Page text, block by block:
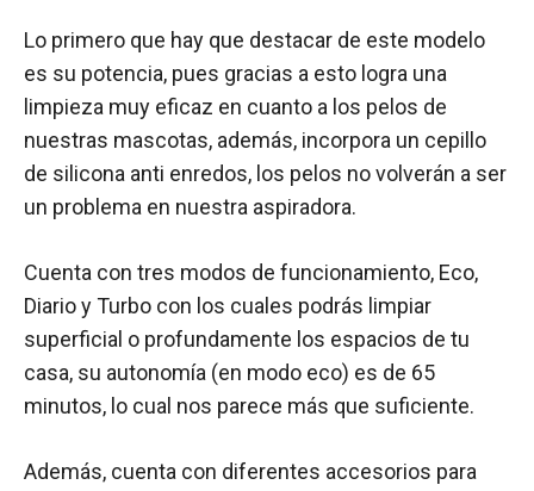
Lo primero que hay que destacar de este modelo
es su potencia, pues gracias a esto logra una
limpieza muy eficaz en cuanto a los pelos de
nuestras mascotas, además, incorpora un cepillo
de silicona anti enredos, los pelos no volverán a ser
un problema en nuestra aspiradora.
Cuenta con tres modos de funcionamiento, Eco,
Diario y Turbo con los cuales podrás limpiar
superficial o profundamente los espacios de tu
casa, su autonomía (en modo eco) es de 65
minutos, lo cual nos parece más que suficiente.
Además, cuenta con diferentes accesorios para